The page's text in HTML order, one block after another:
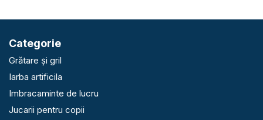
Categorie
Grătare și gril
Iarba artificila
Imbracaminte de lucru
Jucarii pentru copii